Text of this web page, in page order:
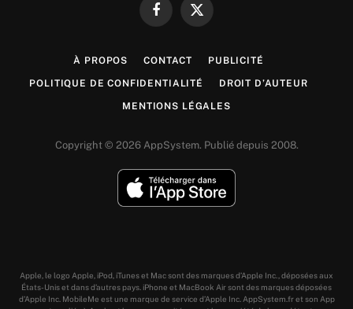
FacebookX
À PROPOS CONTACT PUBLICITÉ
POLITIQUE DE CONFIDENTIALITÉ DROIT D’AUTEUR
MENTIONS LÉGALES
Copyright © 2026 AppSystem. Publié depuis 2008.
Apple, le logo Apple, iPod, iTunes et Mac sont des marques d’Apple Inc., déposées aux
États-Unis et dans d’autres pays. iPhone et MacBook Air sont des marques déposées
d’Apple Inc. MobileMe est une marque de service d’Apple Inc. AppSystem.fr et son App